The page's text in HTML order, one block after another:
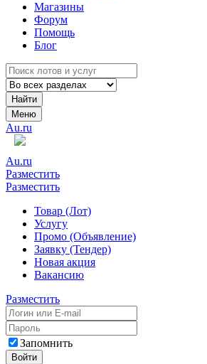
Магазины
Форум
Помощь
Блог
Найти
Меню
Au.ru
Au.ru
Разместить
Разместить
Товар (Лот)
Услугу
Промо (Объявление)
Заявку (Тендер)
Новая акция
Вакансию
Разместить
Запомнить
Войти